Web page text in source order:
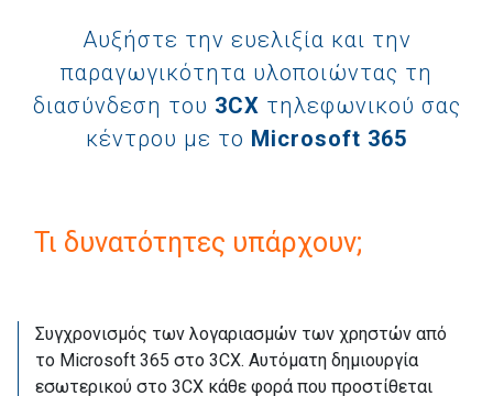
Αυξήστε την ευελιξία και την
παραγωγικότητα υλοποιώντας τη
διασύνδεση του 3CX τηλεφωνικού σας
κέντρου με το Microsoft 365
Τι δυνατότητες υπάρχουν;
Συγχρονισμός των λογαριασμών των χρηστών από
το Microsoft 365 στο 3CX. Αυτόματη δημιουργία
εσωτερικού στο 3CX κάθε φορά που προστίθεται